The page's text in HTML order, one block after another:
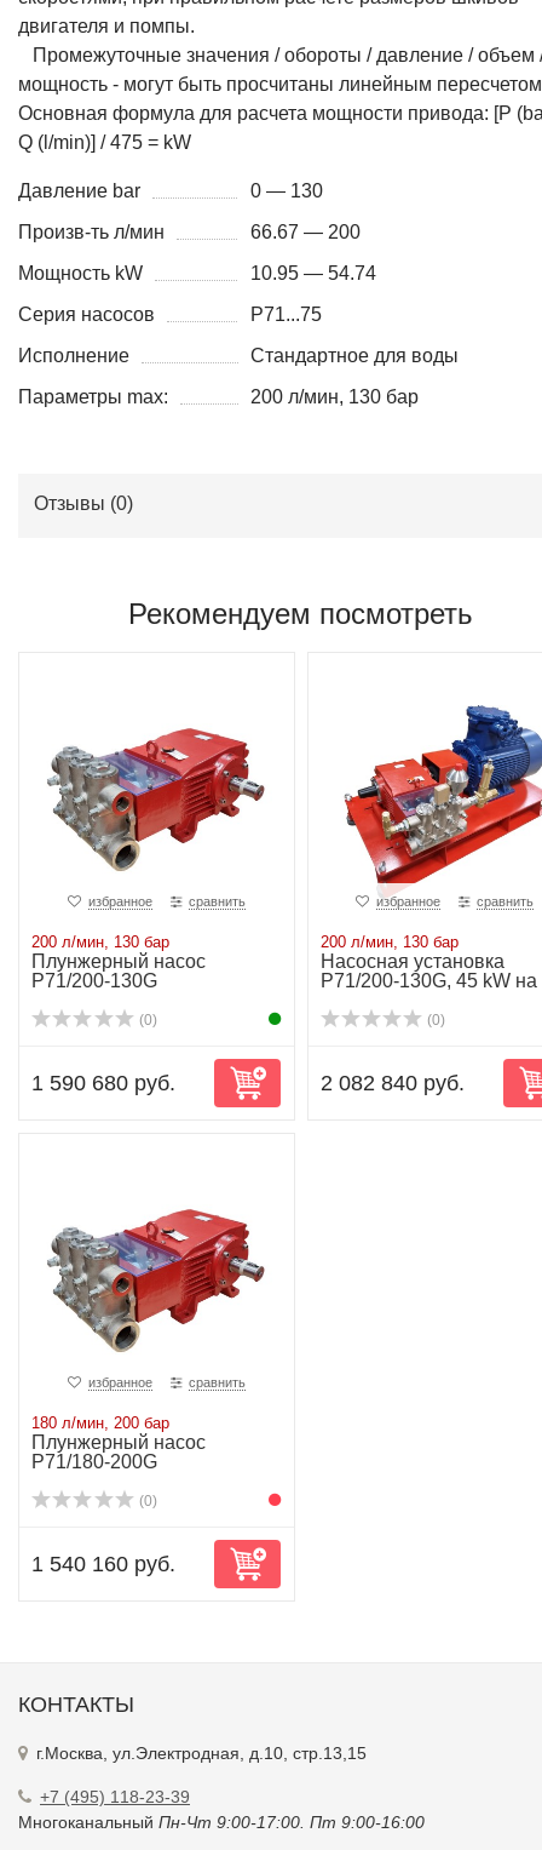
двигателя и помпы.
Промежуточные значения / обороты / давление / объем
мощность - могут быть просчитаны линейным
Основная формула для расчета мощности привода: [P
Q (l/min)] / 475 = kW
Давление bar
0 — 130
Произв-ть л/мин
66.67 — 200
Мощность kW
10.95 — 54.74
Серия насосов
P71...75
Исполнение
Стандартное для воды
Параметры max:
200 л/мин, 130 бар
Отзывы (0)
Рекомендуем посмотреть
избранное сравнить
200 л/мин, 130 бар
Плунжерный насос
P71/200-130G
(0)
1 590 680 руб.
избранное сравнить
200 л/мин, 130 бар
Насосная установка
P71/200-130G, 45 kW на
(0)
2 082 840 руб.
избранное сравнить
180 л/мин, 200 бар
Плунжерный насос
P71/180-200G
(0)
1 540 160 руб.
КОНТАКТЫ
г.Москва, ул.Электродная, д.10, стр.13,15
+7 (495) 118-23-39
Многоканальный Пн-Чт 9:00-17:00. Пт 9:00-16:00